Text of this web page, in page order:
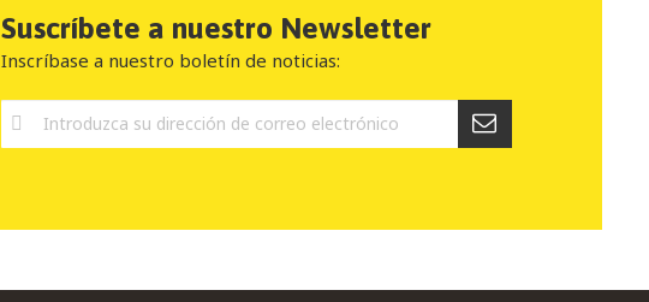
Suscríbete a nuestro Newsletter
Inscríbase a nuestro boletín de noticias: